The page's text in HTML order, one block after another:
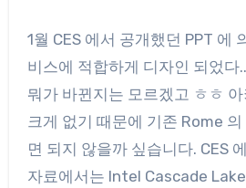
1월 CES 에서 공개했던 PPT 에
비스에 적합하게 디자인 되었다
뭐가 바뀐지는 모르겠고 ㅎㅎ
크게 없기 때문에 기존 Rome
면 되지 않을까 싶습니다. CES
자료에서는 Intel Cascade